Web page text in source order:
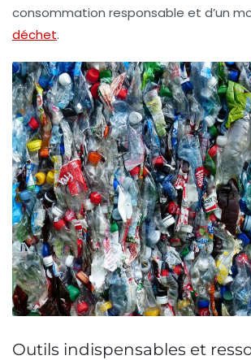
consommation responsable et d’un
déchet.
Outils indispensables et